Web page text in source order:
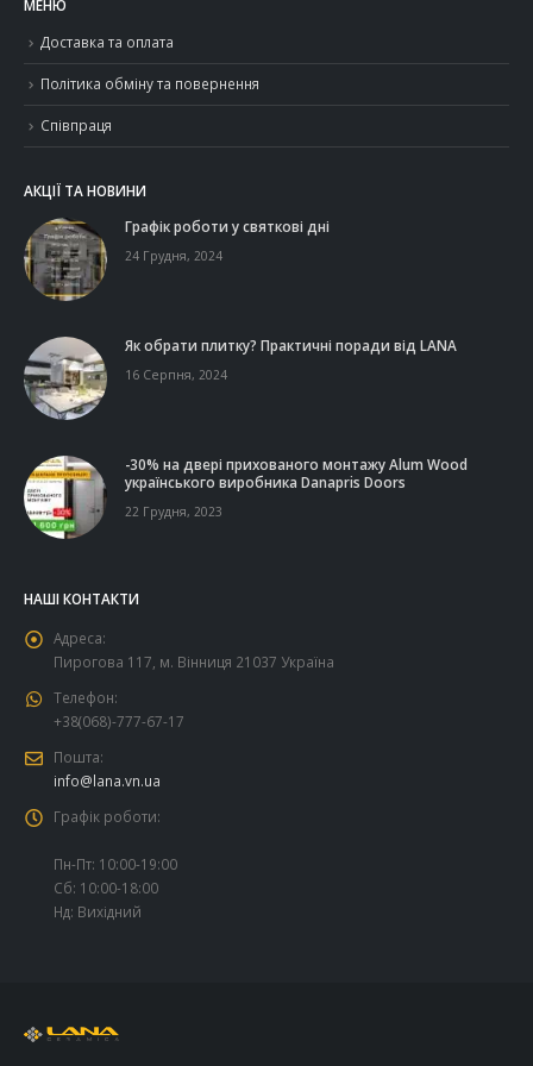
МЕНЮ
Доставка та оплата
Політика обміну та повернення
Співпраця
АКЦІЇ ТА НОВИНИ
Графік роботи у святкові дні
24 Грудня, 2024
Як обрати плитку? Практичні поради від LANA
16 Серпня, 2024
-30% на двері прихованого монтажу Alum Wood
українського виробника Danapris Doors
22 Грудня, 2023
НАШІ КОНТАКТИ
Адреса:
Пирогова 117, м. Вінниця 21037 Україна
Телефон:
+38(068)-777-67-17
Пошта:
info@lana.vn.ua
Графік роботи:
Пн-Пт: 10:00-19:00
Сб: 10:00-18:00
Нд: Вихідний